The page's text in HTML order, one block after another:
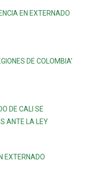
EN EXTERNADO
DE COLOMBIA’
DE CALI SE
ANTE LA LEY
EXTERNADO